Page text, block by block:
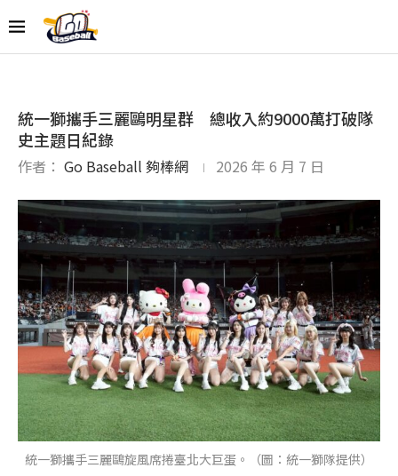
統一獅攜手三麗鷗明星群 總收入約9000萬打破隊
史主題日紀錄
作者： Go Baseball 夠棒網 2026 年 6 月 7 日
統一獅攜手三麗鷗旋風席捲臺北大巨蛋。（圖：統一獅隊提供）